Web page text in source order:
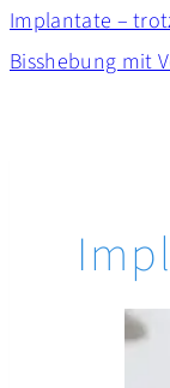
Implantate –
Bisshebung mit